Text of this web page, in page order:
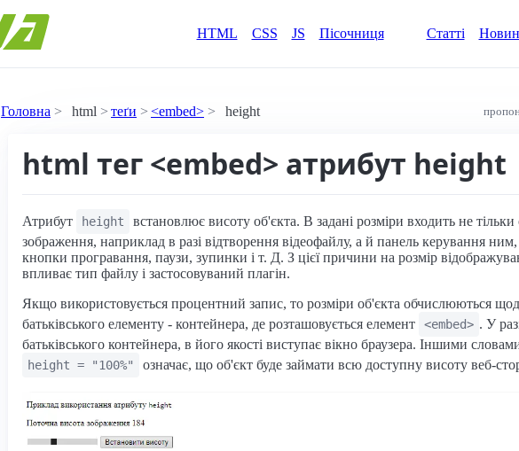
HTML
CSS JS Пісочниця Статті
Головна html теґи <embed> height
html тег <embed> атрибут height
Атрибут height
встановлює висоту об'єкта. В задані розміри входить не тільки
зображення, наприклад в разі відтворення відеофайлу, а й панель керування
кнопки програвання, паузи, зупинки і т. Д. З цієї причини на розмір
впливає тип файлу і застосовуваний плагін.
Якщо використовується процентний запис, то розміри об'єкта обчислюються
батьківського елементу - контейнера, де розташовується елемент
<embed> . У
батьківського контейнера, в його якості виступає вікно браузера. Іншими
height = "100%" означає, що об'єкт буде займати всю доступну висоту веб-